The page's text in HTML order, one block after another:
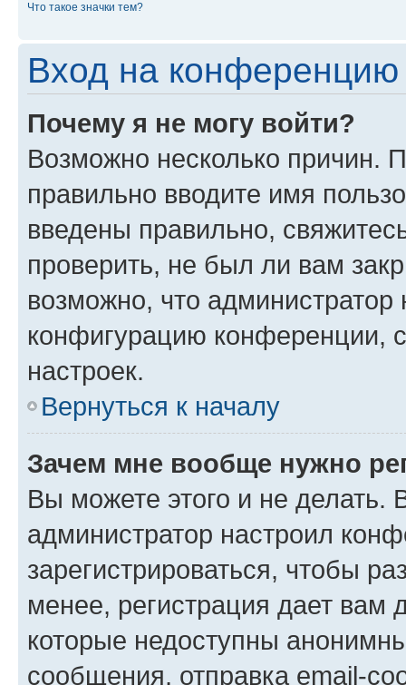
Что такое значки тем?
Вход на конференцию
Почему я не могу войти?
Возможно несколько причин.
правильно вводите имя
введены правильно,
проверить, не был ли вам
возможно, что администратор
конфигурацию конференции,
настроек.
Вернуться к началу
Зачем мне вообще нужно
Вы можете этого и не делать.
администратор настроил
зарегистрироваться, чтобы
менее, регистрация дает вам
которые недоступны
сообщения, отправка email-